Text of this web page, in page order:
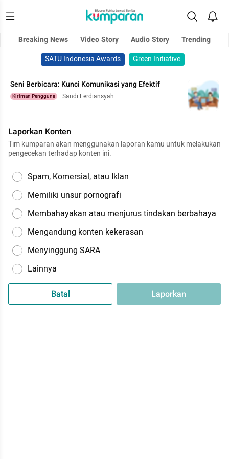
Breaking News Video Story Audio Story
Trending
SATU Indonesia Awards
Green Initiative
Seni Berbicara: Kunci Komunikasi yang Efektif
Kiriman Pengguna Sandi Ferdiansyah
Laporkan Konten
Tim kumparan akan menggunakan laporan kamu untuk melakukan
pengecekan terhadap konten ini.
Spam, Komersial, atau Iklan
Memiliki unsur pornografi
Membahayakan atau menjurus tindakan berbahaya
Mengandung konten kekerasan
Menyinggung SARA
Lainnya
Batal Laporkan